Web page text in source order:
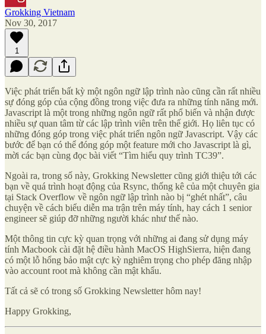
Grokking Vietnam
Nov 30, 2017
1
Việc phát triển bất kỳ một ngôn ngữ lập trình nào cũng cần rất nhiều
sự đóng góp của cộng đồng trong việc đưa ra những tính năng mới.
Javascript là một trong những ngôn ngữ rất phổ biến và nhận được
nhiều sự quan tâm từ các lập trình viên trên thế giới. Họ liên tục có
những đóng góp trong việc phát triển ngôn ngữ Javascript. Vậy các
bước để bạn có thể đóng góp một feature mới cho Javascript là gì,
mời các bạn cùng đọc bài viết “Tìm hiểu quy trình TC39”.
Ngoài ra, trong số này, Grokking Newsletter cũng giới thiệu tới các
bạn về quá trình hoạt động của Rsync, thống kê của một chuyên gia
tại Stack Overflow về ngôn ngữ lập trình nào bị “ghét nhất”, câu
chuyện về cách biểu diễn ma trận trên máy tính, hay cách 1 senior
engineer sẽ giúp đỡ những người khác như thế nào.
Một thông tin cực kỳ quan trọng với những ai đang sử dụng máy
tính Macbook cài đặt hệ điều hành MacOS HighSierra, hiện đang
có một lỗ hổng bảo mật cực kỳ nghiêm trọng cho phép đăng nhập
vào account root mà không cần mật khẩu.
Tất cả sẽ có trong số Grokking Newsletter hôm nay!
Happy Grokking,